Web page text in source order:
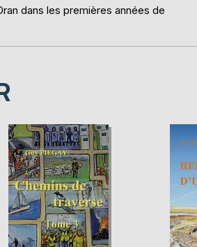
dans les premières années de